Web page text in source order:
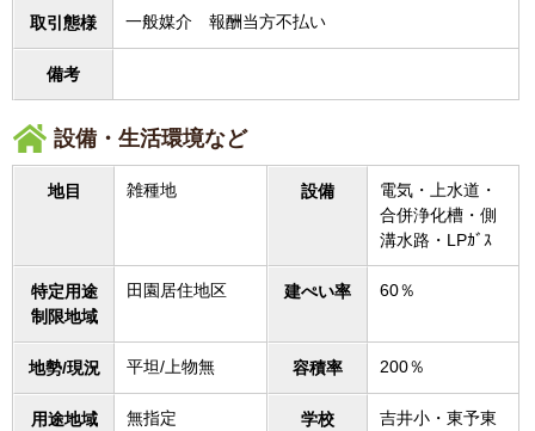
取引態様 一般媒介 報酬当方不払い
備考
設備・生活環境など
地目 雑種地 設備
電気・上水道・
合併浄化槽・側
溝水路・LPｶﾞｽ
特定用途
制限地域
田園居住地区 建ぺい率 60％
地勢/現況 平坦/上物無 容積率 200％
用途地域 無指定 学校
吉井小・東予東